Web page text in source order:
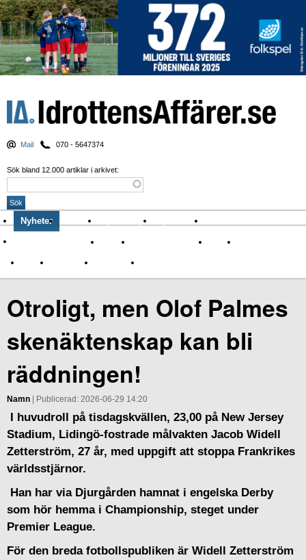
Mail 070 - 5647374
Sök bland 12.000 artiklar i arkivet:
Nyheter Krönikor Sport & spel Nyhetsbrev
Om Idrottens Affärer
Affärer I spåren av Corona Arena
Namn Sponsring TV-nyheter
Otroligt, men Olof Palmes
skenäktenskap kan bli
räddningen!
Namn | Publicerad: 2026-06-29 14:20
I huvudroll på tisdagskvällen, 23,00 på New Jersey
Stadium, Lidingö-fostrade målvakten Jacob Widell
Zetterström, 27 år, med uppgift att stoppa Frankrikes
världsstjärnor.
Han har via Djurgården hamnat i engelska Derby
som hör hemma i Championship, steget under
Premier League.
För den breda fotbollspubliken är Widell Zetterström